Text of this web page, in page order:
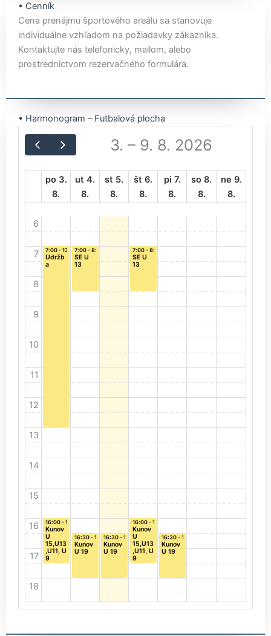
• Cenník
Cena prenájmu športového areálu sa stanovuje
individuálne vzhľadom na požiadavky zákazníka.
Kontaktujte nás telefonicky, mailom, alebo
prostredníctvom rezervačného formulára.
• Harmonogram – Futbalová plocha
3. – 9. 8. 2026
po 3.
8.
ut 4.
8.
st 5.
8.
št 6.
8.
pi 7.
8.
so 8.
8.
ne 9.
8.
6
7
8
9
10
11
12
13
14
15
16
17
18
7:00 - 13:00
Údržb
a
16:00 - 17:30
Kunov
U
15,U13
,U11, U
9
7:00 - 8:30
SE U
13
16:30 - 18:00
Kunov
U 19
16:30 - 18:00
Kunov
U 19
7:00 - 8:30
SE U
13
16:00 - 17:30
Kunov
U
15,U13
,U11, U
9
16:30 - 18:00
Kunov
U 19